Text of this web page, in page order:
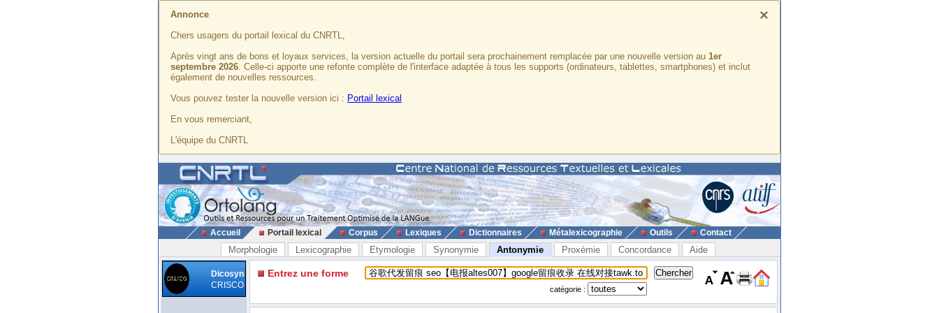
×
Annonce
Chers usagers du portail lexical du CNRTL,
Après vingt ans de bons et loyaux services, la version actuelle du portail sera prochainement remplacée par une nouvelle version au 1er
septembre 2026. Celle-ci apporte une refonte complète de l'interface adaptée à tous les supports (ordinateurs, tablettes, smartphones) et inclut
également de nouvelles ressources.
Vous pouvez tester la nouvelle version ici : Portail lexical
En vous remerciant,
L'équipe du CNRTL
Accueil Portail lexical Corpus Lexiques Dictionnaires Métalexicographie Outils Contact
Morphologie Lexicographie Etymologie Synonymie Antonymie Proxémie Concordance Aide
Dicosyn
CRISCO
Entrez une forme
catégorie :